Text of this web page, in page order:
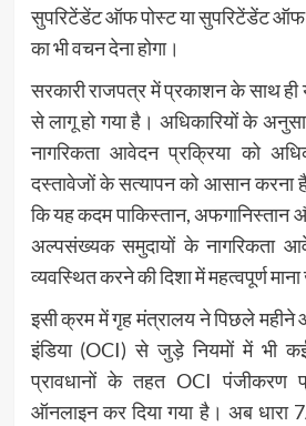
सुपरिटेंडेंट ऑफ पोस्ट या सुपरिटेंडेंट ऑफ
का भी वचन देना होगा।
सरकारी राजपत्र में प्रकाशन के साथ ही
से लागू हो गया है। अधिकारियों के
नागरिकता आवेदन प्रक्रिया को
दस्तावेजों के सत्यापन को आसान करना
कि यह कदम पाकिस्तान, अफगानिस्तान
अल्पसंख्यक समुदायों के नागरिकता
व्यवस्थित करने की दिशा में महत्वपूर्ण माना
इसी क्रम में गृह मंत्रालय ने पिछले
इंडिया (OCI) से जुड़े नियमों में भी
प्रावधानों के तहत OCI पंजीकरण
ऑनलाइन कर दिया गया है। अब